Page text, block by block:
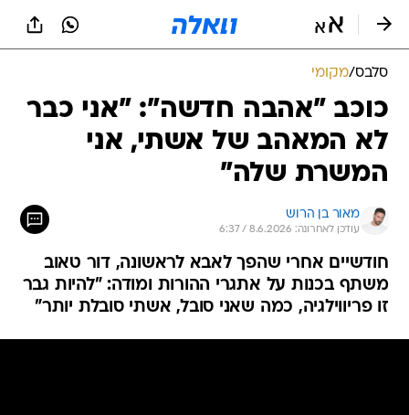
סלבס/מקומי
כוכב "אהבה חדשה": "אני כבר
לא המאהב של אשתי, אני
המשרת שלה"
מאור בן הרוש
עודכן לאחרונה: 8.6.2026 / 6:37
חודשיים אחרי שהפך לאבא לראשונה, דור טאוב
משתף בכנות על אתגרי ההורות ומודה: "להיות גבר
זו פריווילגיה, כמה שאני סובל, אשתי סובלת יותר"